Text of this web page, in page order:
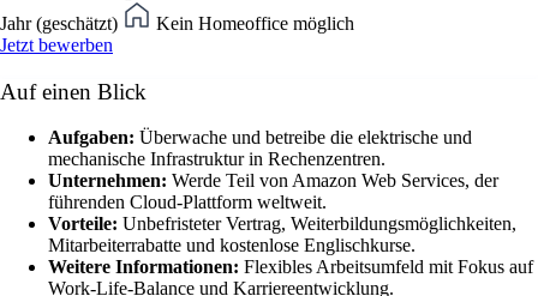
Jahr (geschätzt)
Kein Homeoffice möglich
Jetzt bewerben
Auf einen Blick
Aufgaben: Überwache und betreibe die elektrische und
mechanische Infrastruktur in Rechenzentren.
Unternehmen: Werde Teil von Amazon Web Services, der
führenden Cloud-Plattform weltweit.
Vorteile: Unbefristeter Vertrag, Weiterbildungsmöglichkeiten,
Mitarbeiterrabatte und kostenlose Englischkurse.
Weitere Informationen: Flexibles Arbeitsumfeld mit Fokus auf
Work-Life-Balance und Karriereentwicklung.